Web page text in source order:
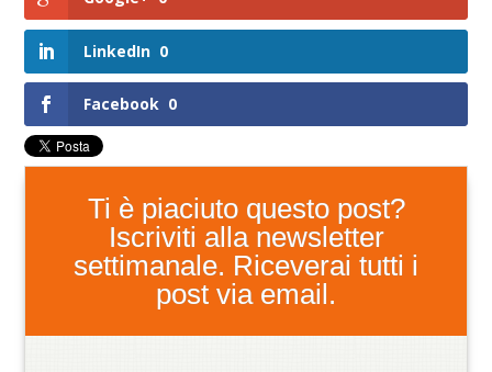
LinkedIn 0
Facebook 0
Ti è piaciuto questo post?
Iscriviti alla newsletter
settimanale. Riceverai tutti i
post via email.